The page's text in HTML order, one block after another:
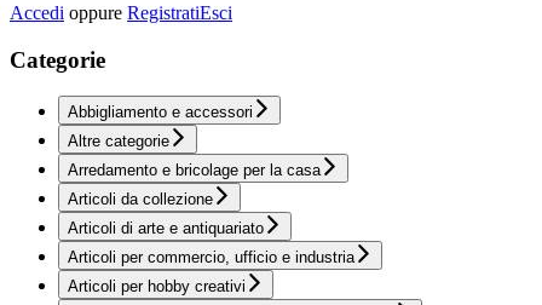
Accedi oppure RegistratiEsci
Categorie
Abbigliamento e accessori
Altre categorie
Arredamento e bricolage per la casa
Articoli da collezione
Articoli di arte e antiquariato
Articoli per commercio, ufficio e industria
Articoli per hobby creativi